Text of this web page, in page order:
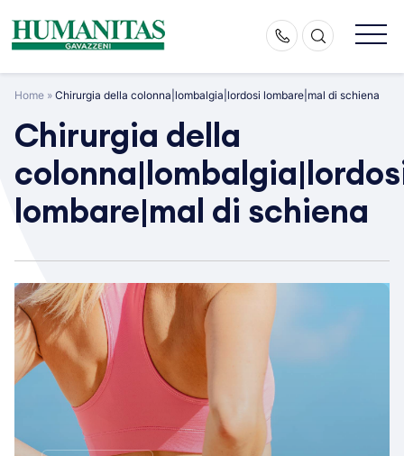
content
Home » Chirurgia della colonna|lombalgia|lordosi lombare|mal di schiena
Chirurgia della
lombare|mal di schiena